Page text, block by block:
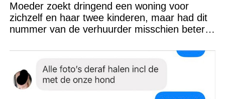
Moeder zoekt dringend een woning voor
zichzelf en haar twee kinderen, maar had dit
nummer van de verhuurder misschien beter